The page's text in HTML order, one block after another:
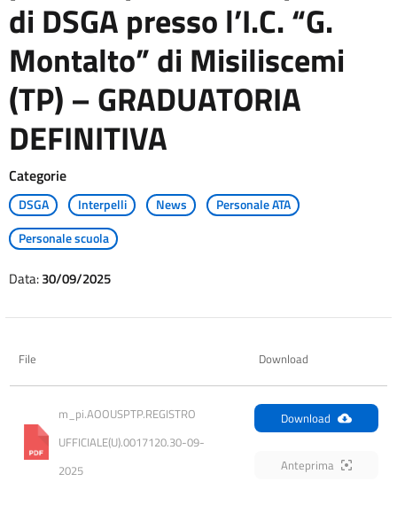
di DSGA presso l’I.C. “G.
Montalto” di Misiliscemi
(TP) – GRADUATORIA
DEFINITIVA
Categorie
DSGA Interpelli News
Personale ATA
Personale scuola
Data:30/09/2025
File Download
m_pi.AOOUSPTP.REGISTRO
UFFICIALE(U).0017120.30-09-
2025
Download
Anteprima